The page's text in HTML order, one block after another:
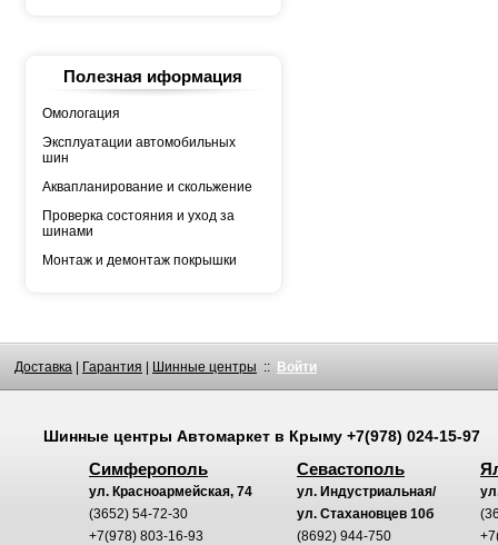
Росава
Полезная иформация
Омологация
Эксплуатации автомобильных
шин
Аквапланирование и скольжение
Проверка состояния и уход за
шинами
Монтаж и демонтаж покрышки
Доставка Гарантия Шинные центры :: Войти
Шинные центры Автомаркетв Крыму +7(978) 024-15-97
Симферополь
ул. Красноармейская, 74
(3652) 54-72-30
+7(978) 803-16-93
Севастополь
ул. Индустриальная/
ул. Стахановцев 10б
(8692) 944-750